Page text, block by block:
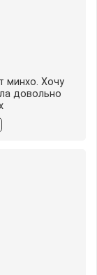
минхо. Хочу
довольно